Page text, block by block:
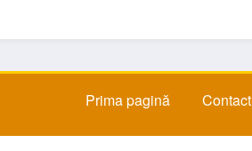
Prima pagină Contact